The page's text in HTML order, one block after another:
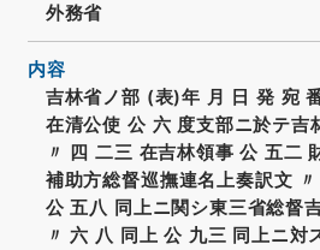
外務省
内容
吉林省ノ部 (表)年 月 日 発 宛
在清公使 公 六 度支部ニ於テ吉
〃 四 二三 在吉林領事 公 五二
補助方総督巡撫連名上奏訳文
公 五八 同上ニ関シ東三省総督
〃 六 八 同上 公 九三 同上ニ対